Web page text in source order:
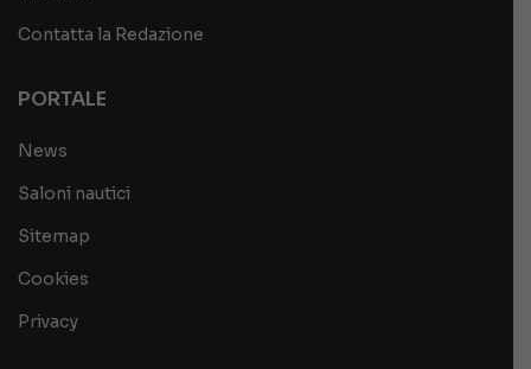
Contatta la Redazione
PORTALE
News
Saloni nautici
Sitemap
Cookies
Privacy